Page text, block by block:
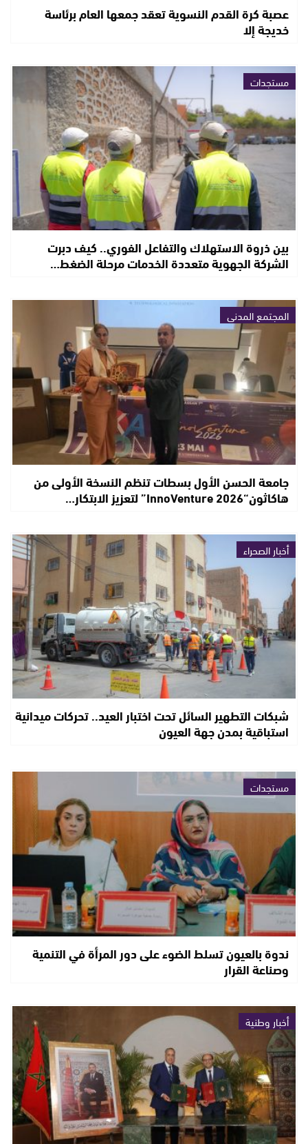
عصبة كرة القدم النسوية تعقد جمعها العام برئاسة
خديجة إلا
مستجدات
بين ذروة الاستهلاك والتفاعل الفوري.. كيف دبرت
الشركة الجهوية متعددة الخدمات مرحلة الضغط…
المجتمع المدني
جامعة الحسن الأول بسطات تنظم النسخة الأولى من
هاكاثون“InnoVenture 2026” لتعزيز الابتكار…
أخبار الصحراء
شبكات التطهير السائل تحت اختبار العيد.. تحركات ميدانية
استباقية بمدن جهة العيون
مستجدات
ندوة بالعيون تسلط الضوء على دور المرأة في التنمية
وصناعة القرار
أخبار وطنية